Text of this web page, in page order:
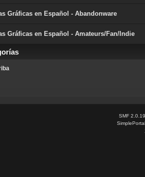
Gráficas en Español - Abandonware
Gráficas en Español - Amateurs/Fan/Indie
B
SMF 2.0.19